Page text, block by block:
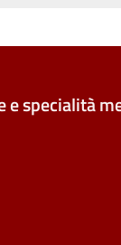
e specialità